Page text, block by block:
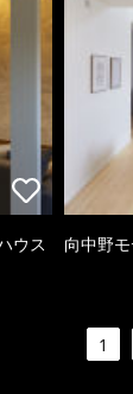
ウス 向中野
1